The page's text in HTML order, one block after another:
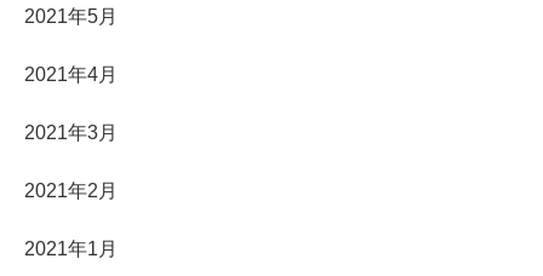
2021年5月
2021年4月
2021年3月
2021年2月
2021年1月